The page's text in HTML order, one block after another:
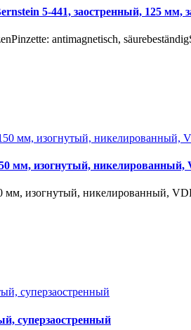
5-441, заостренный, 125
antimagnetisch,
мм, изогнутый, никелированный,
изогнутый, никелированный,
суперзаостренный